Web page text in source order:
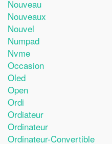
Nouveau
Nouveaux
Nouvel
Numpad
Nvme
Occasion
Oled
Open
Ordi
Ordiateur
Ordinateur
Ordinateur-Convertible